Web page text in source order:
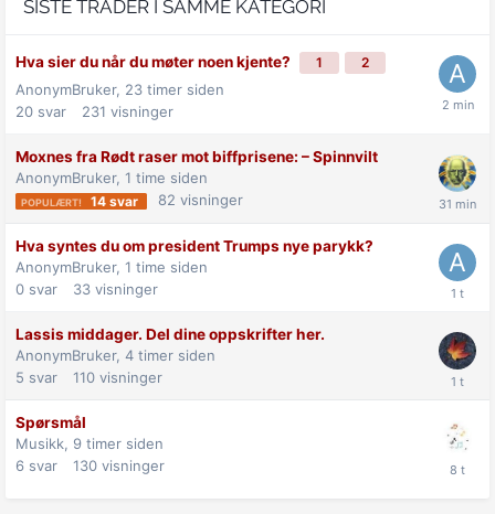
SISTE TRÅDER I SAMME KATEGORI
Hva sier du når du møter noen kjente? 1 2
AnonymBruker, 23 timer siden
20 svar 231 visninger
Moxnes fra Rødt raser mot biff­prisene: –⁠ Spinnvilt
AnonymBruker, 1 time siden
14 svar 82 visninger
Hva syntes du om president Trumps nye parykk?
AnonymBruker, 1 time siden
0 svar 33 visninger
Lassis middager. Del dine oppskrifter her.
AnonymBruker, 4 timer siden
5 svar 110 visninger
Spørsmål
Musikk, 9 timer siden
6 svar 130 visninger